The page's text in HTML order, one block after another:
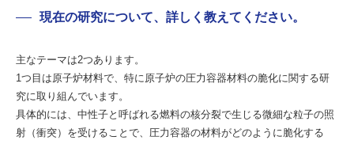
現在の研究について、詳しく教えてください。
主なテーマは2つあります。
1つ目は原子炉材料で、特に原子炉の圧力容器材料の脆化に関する研
究に取り組んでいます。
具体的には、中性子と呼ばれる燃料の核分裂で生じる微細な粒子の照
射（衝突）を受けることで、圧力容器の材料がどのように脆化する